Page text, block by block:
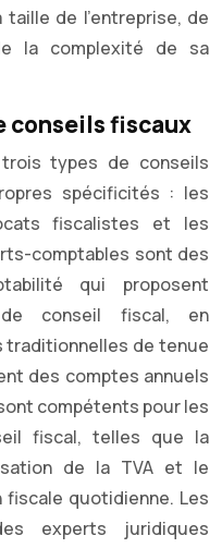
de l’entreprise, de
la complexité de sa
conseils fiscaux
types de conseils
spécificités : les
fiscalistes et les
comptables sont des
qui proposent
conseil fiscal, en
traditionnelles de tenue
des comptes annuels
compétents pour les
fiscal, telles que la
de la TVA et le
quotidienne. Les
experts juridiques